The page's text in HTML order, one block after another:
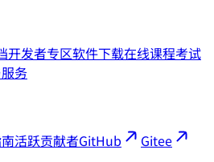
开发者专区软件下载在线课程考试
务
活跃贡献者GitHub
Gitee